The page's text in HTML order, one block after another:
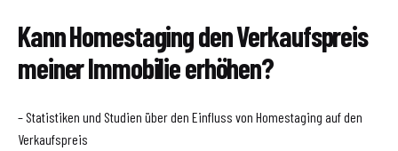
Kann Homestaging den Verkaufspreis
meiner Immobilie erhöhen?
– Statistiken und Studien über den Einfluss von Homestaging auf den
Verkaufspreis